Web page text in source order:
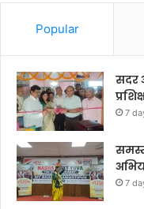
Popular
सदर
7
7